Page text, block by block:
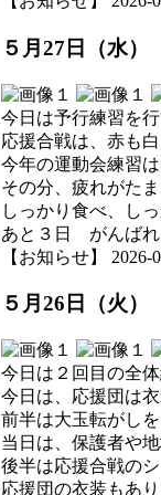
５月27日（水
今日は予行練習を行
応援合戦は、赤も
今年の運動会練習
その分、疲れがた
しっかり食べ、し
あと３日 がんば
【お知らせ】 2026-
５月26日（火
今日は２回目の全
今日は、応援団は
前半は大玉転がしを
当日は、保護者や
後半は応援合戦の
応援団の衣装もあ